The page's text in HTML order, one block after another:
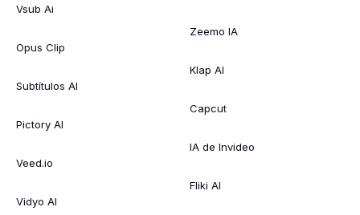
Vsub Ai
Opus Clip
Subtítulos AI
Pictory AI
Veed.io
Vidyo AI
Zeemo IA
Klap AI
Capcut
IA de Invideo
Fliki AI